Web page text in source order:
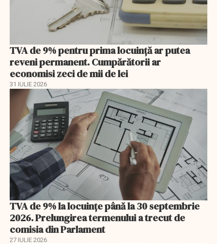
TVA de 9% pentru prima locuință ar putea
reveni permanent. Cumpărătorii ar
economisi zeci de mii de lei
31 IULIE 2026
TVA de 9% la locuințe până la 30 septembrie
2026. Prelungirea termenului a trecut de
comisia din Parlament
27 IULIE 2026